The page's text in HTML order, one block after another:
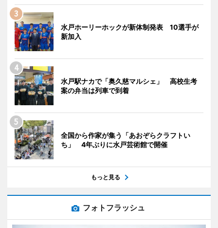
水戸ホーリーホックが新体制発表 10選手が
新加入
水戸駅ナカで「奥久慈マルシェ」 高校生考
案の弁当は列車で到着
全国から作家が集う「あおぞらクラフトい
ち」 4年ぶりに水戸芸術館で開催
もっと見る
フォトフラッシュ